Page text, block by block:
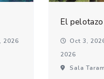
2026
El pelotazo
Oct 3,
2026
Sala